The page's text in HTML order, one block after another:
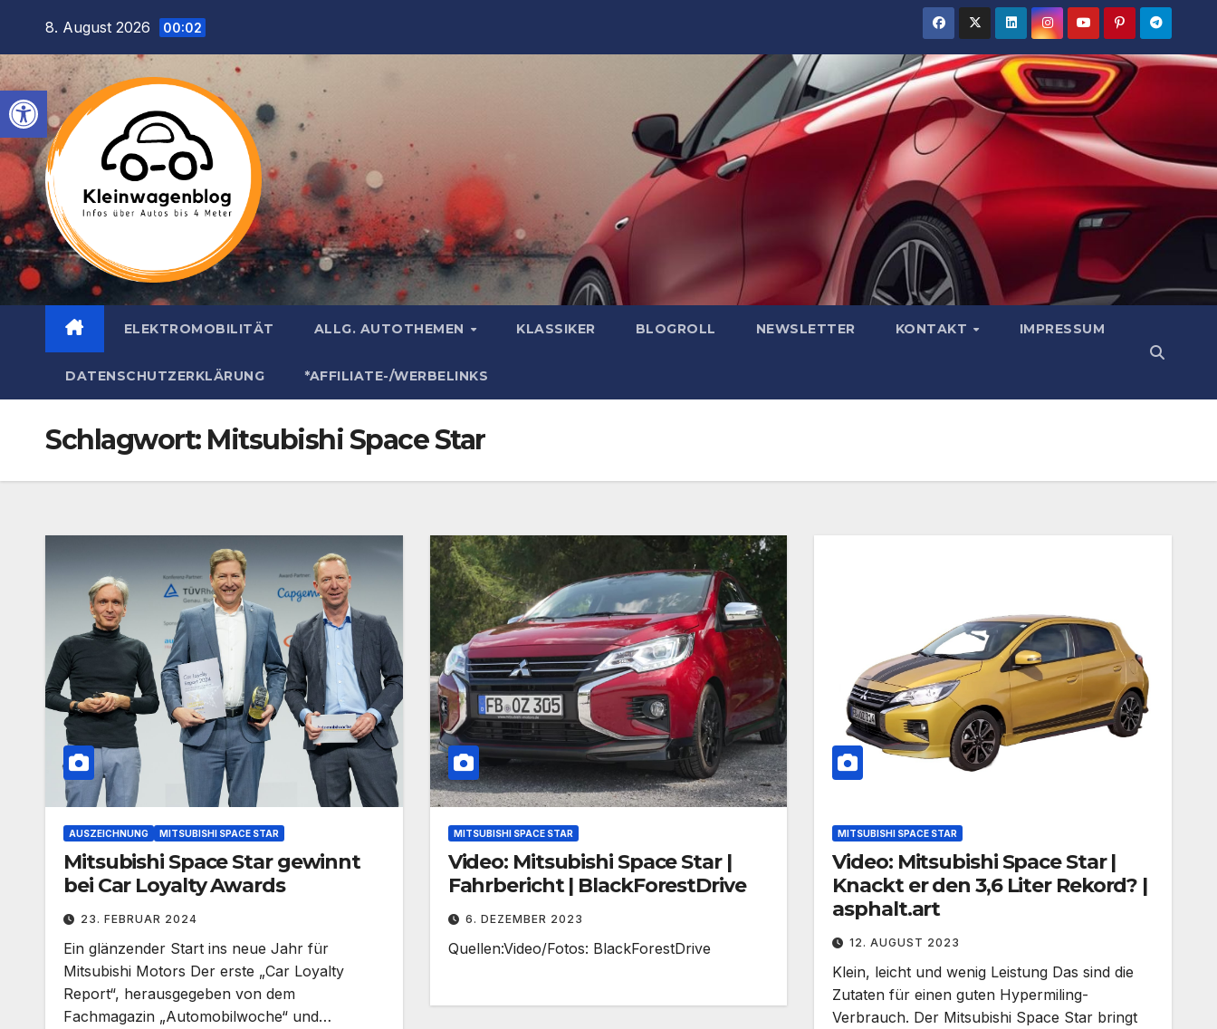
Werkzeugleiste öffnen
springen
springen
8. August 2026 00:02
ELEKTROMOBILITÄT ALLG. AUTOTHEMEN KLASSIKER BLOGROLL NEWSLETTER KONTAKT IMPRESSUM
DATENSCHUTZERKLÄRUNG *AFFILIATE-/WERBELINKS
Schlagwort: Mitsubishi Space Star
AUSZEICHNUNG MITSUBISHI SPACE STAR
Mitsubishi Space Star gewinnt
bei Car Loyalty Awards
23. FEBRUAR 2024
Ein glänzender Start ins neue Jahr für
Mitsubishi Motors Der erste „Car Loyalty
Report“, herausgegeben von dem
Fachmagazin „Automobilwoche“ und…
MITSUBISHI SPACE STAR
Video: Mitsubishi Space Star |
Fahrbericht | BlackForestDrive
6. DEZEMBER 2023
Quellen:Video/Fotos: BlackForestDrive
MITSUBISHI SPACE STAR
Video: Mitsubishi Space Star |
Knackt er den 3,6 Liter Rekord? |
asphalt.art
12. AUGUST 2023
Klein, leicht und wenig Leistung Das sind die
Zutaten für einen guten Hypermiling-
Verbrauch. Der Mitsubishi Space Star bringt